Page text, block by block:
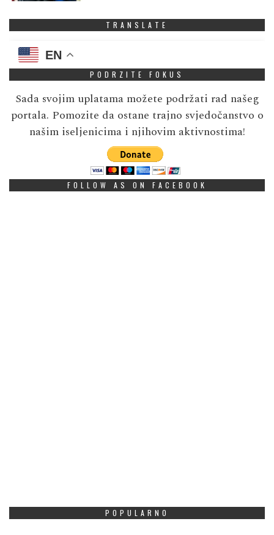
TRANSLATE
EN
PODRZITE FOKUS
Sada svojim uplatama možete podržati rad našeg
portala. Pomozite da ostane trajno svjedočanstvo o
našim iseljenicima i njihovim aktivnostima!
FOLLOW AS ON FACEBOOK
POPULARNO